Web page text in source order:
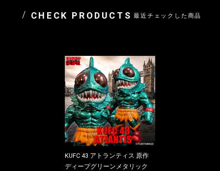
CHECK PRODUCTS 最近チェックした商品
KUFC 43 アトランティス 原作
ディープグリーンメタリック